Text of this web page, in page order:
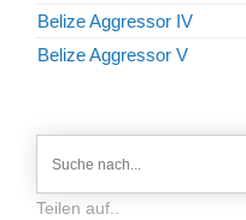
Belize Aggressor IV
Belize Aggressor V
Teilen auf..